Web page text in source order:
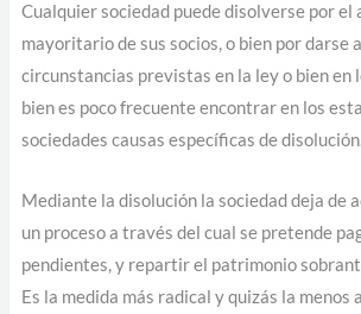
Cualquier sociedad puede disolverse por el
mayoritario de sus socios, o bien por darse
circunstancias previstas en la ley o bien en
bien es poco frecuente encontrar en los
sociedades causas específicas de
Mediante la disolución la sociedad deja de
un proceso a través del cual se pretende
pendientes, y repartir el patrimonio
Es la medida más radical y quizás la menos